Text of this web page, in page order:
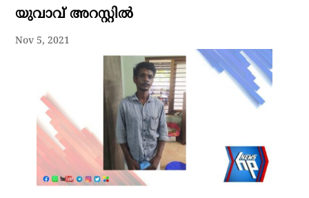
യുവാവ് അറസ്റ്റിൽ
Nov 5, 2021